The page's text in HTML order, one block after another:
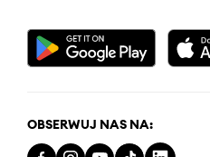
OBSERWUJ NAS NA: